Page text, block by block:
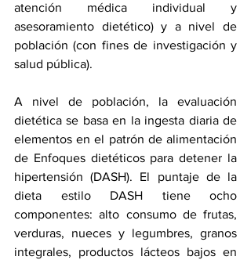
atención médica individual y
asesoramiento dietético) y a nivel de
población (con fines de investigación y
salud pública).
A nivel de población, la evaluación
dietética se basa en la ingesta diaria de
elementos en el patrón de alimentación
de Enfoques dietéticos para detener la
hipertensión (DASH). El puntaje de la
dieta estilo DASH tiene ocho
componentes: alto consumo de frutas,
verduras, nueces y legumbres, granos
integrales, productos lácteos bajos en